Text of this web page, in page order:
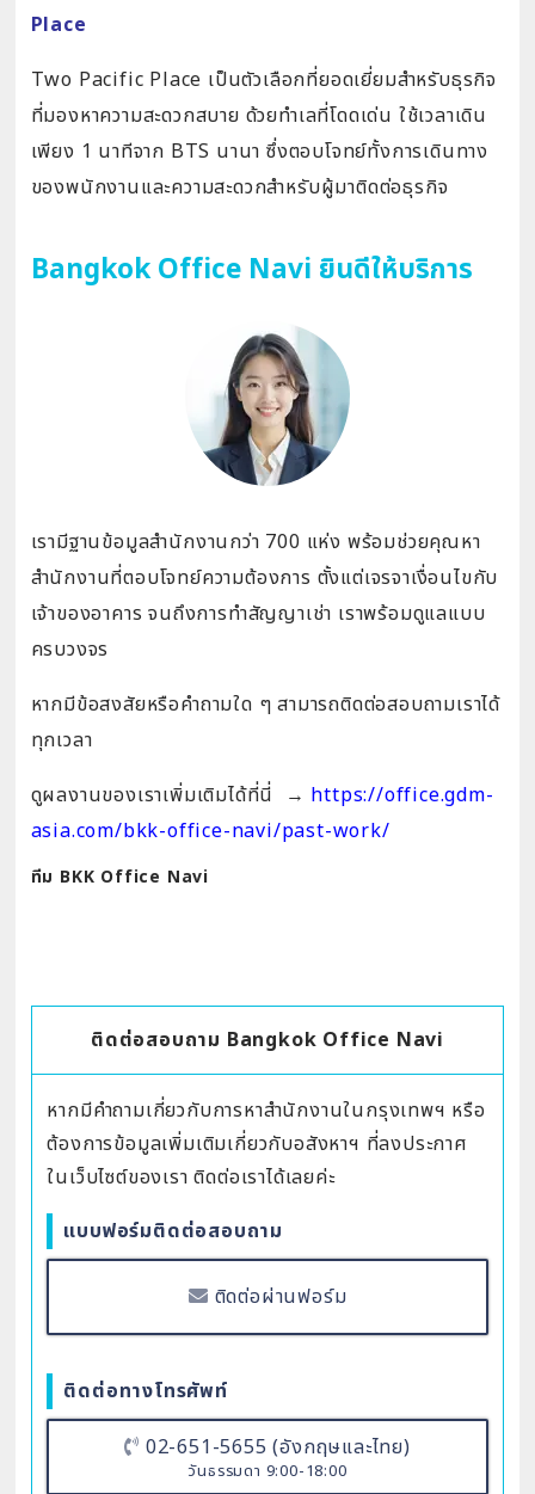
Place
Two Pacific Place เป็นตัวเลือกที่ยอดเยี่ยมสำหรับธุรกิจ
ที่มองหาความสะดวกสบาย ด้วยทำเลที่โดดเด่น ใช้เวลาเดิน
เพียง 1 นาทีจาก BTS นานา ซึ่งตอบโจทย์ทั้งการเดินทาง
ของพนักงานและความสะดวกสำหรับผู้มาติดต่อธุรกิจ
Bangkok Office Navi ยินดีให้บริการ
เรามีฐานข้อมูลสำนักงานกว่า 700 แห่ง พร้อมช่วยคุณหา
สำนักงานที่ตอบโจทย์ความต้องการ ตั้งแต่เจรจาเงื่อนไขกับ
เจ้าของอาคาร จนถึงการทำสัญญาเช่า เราพร้อมดูแลแบบ
ครบวงจร
หากมีข้อสงสัยหรือคำถามใด ๆ สามารถติดต่อสอบถามเราได้
ทุกเวลา
ดูผลงานของเราเพิ่มเติมได้ที่นี่
→ https://office.gdm-
asia.com/bkk-office-navi/past-work/
ทีม BKK Office Navi
ติดต่อสอบถาม Bangkok Office Navi
หากมีคำถามเกี่ยวกับการหาสำนักงานในกรุงเทพฯ หรือ
ต้องการข้อมูลเพิ่มเติมเกี่ยวกับอสังหาฯ ที่ลงประกาศ
ในเว็บไซต์ของเรา ติดต่อเราได้เลยค่ะ
แบบฟอร์มติดต่อสอบถาม
ติดต่อผ่านฟอร์ม
ติดต่อทางโทรศัพท์
02-651-5655 (อังกฤษและไทย)
วันธรรมดา 9:00-18:00